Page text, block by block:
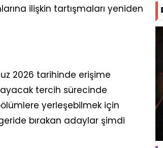
ilişkin tartışmaları yeniden
2026 tarihinde erişime
tercih sürecinde
yerleşebilmek için
bırakan adaylar şimdi